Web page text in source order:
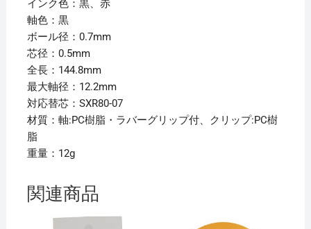
ト】
個
インク色：黒、赤
軸色：黒
ボール径：0.7mm
芯径：0.5mm
全長：144.8mm
最大軸径：12.2mm
対応替芯：SXR80-07
材質：軸:PC樹脂・ラバーグリップ付、クリップ:PC樹
脂
重量：12g
関連商品